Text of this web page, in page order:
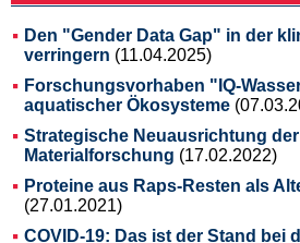
Den "Gender Data Gap" in der
verringern (11.04.2025)
Forschungsvorhaben "IQ-
aquatischer Ökosysteme
Strategische Neuausrichtung
Materialforschung (17.02.2022)
Proteine aus Raps-Resten als
(27.01.2021)
COVID-19: Das ist der Stand bei